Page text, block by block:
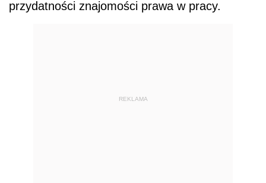
przydatności znajomości prawa w pracy.
REKLAMA